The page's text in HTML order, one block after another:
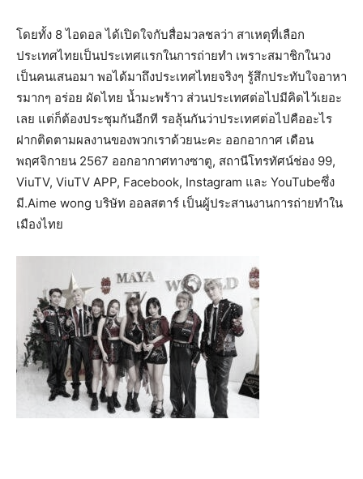
โดยทั้ง 8 ไอดอล ได้เปิดใจกับสื่อมวลชลว่า สาเหตุที่เลือก
ประเทศไทยเป็นประเทศแรกในการถ่ายทำ เพราะสมาชิกในวง
เป็นคนเสนอมา พอได้มาถึงประเทศไทยจริงๆ รู้สึกประทับใจอาหา
รมากๆ อร่อย ผัดไทย น้ำมะพร้าว ส่วนประเทศต่อไปมีคิดไว้เยอะ
เลย แต่ก็ต้องประชุมกันอีกที รอลุ้นกันว่าประเทศต่อไปคืออะไร
ฝากติดตามผลงานของพวกเราด้วยนะคะ ออกอากาศ เดือน
พฤศจิกายน 2567 ออกอากาศทางซาตู, สถานีโทรทัศน์ช่อง 99,
ViuTV, ViuTV APP, Facebook, Instagram และ YouTubeซึ่ง
มี.Aime wong บริษัท ออลสตาร์ เป็นผู้ประสานงานการถ่ายทำใน
เมืองไทย